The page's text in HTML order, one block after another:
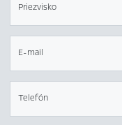
Priezvisko
E-mail
Telefón